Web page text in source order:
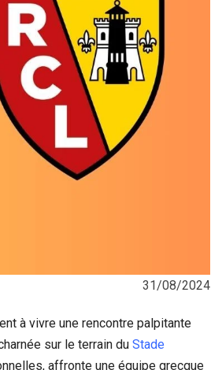
31/08/2024
à vivre une rencontre palpitante
sur le terrain du Stade
affronte une équipe grecque